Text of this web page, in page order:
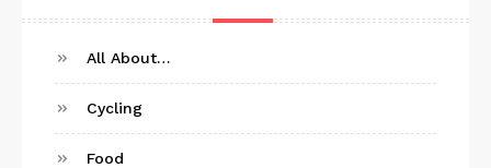
All About…
Cycling
Food